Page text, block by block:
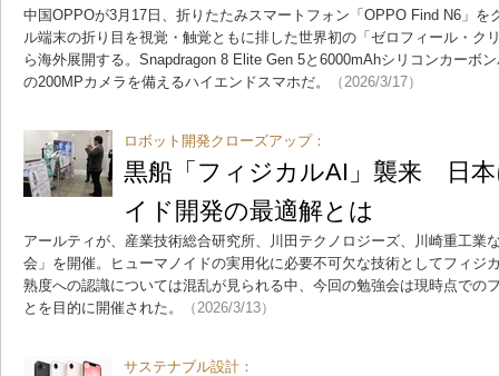
中国OPPOが3月17日、折りたたみスマートフォン「OPPO Find N6」を
ル端末の折り目を視覚・触覚ともに排した世界初の「ゼロフィール・ク
ら海外展開する。Snapdragon 8 Elite Gen 5と6000mAhシリコンカーボ
の200MPカメラを備えるハイエンドスマホだ。
（2026/3/17）
ロボット開発クローズアップ：
黒船「フィジカルAI」襲来 日
イド開発の最適解とは
アールティが、産業技術総合研究所、川田テクノロジーズ、川崎重工業
会」を開催。ヒューマノイドの実用化に必要不可欠な技術としてフィジ
熟度への認識については混乱が見られる中、今回の勉強会は現時点での
とを目的に開催された。
（2026/3/13）
サステナブル設計：